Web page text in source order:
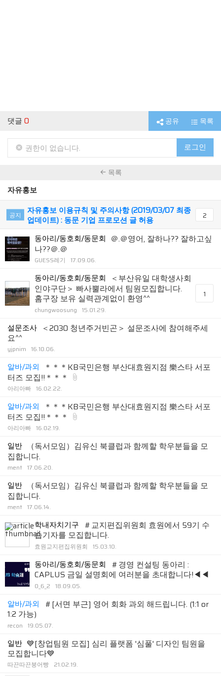
댓글 0 공유 목록
권한이 없습니다. 로그인
목록
자유홍보
공지
자유홍보 이용규칙 및 주의사항 (2019/03/07 최종
업데이트) : 동문 기업 프로모션 글 허용
2
동아리/동호회/동문회 ＠.＠영어, 잘하나?? 잘하고싶
나??＠.＠
GUESS레기 17.09.06.
동아리/동호회/동문회
＜부산유일 대학생사회
인야구단＞ 빠사뿔라에서 팀원모집합니다.
홈구장 보유 실력관계없이 환영^^
chungwoosung 15.01.29.
1
설문조사 ＜2030 청년주거빈곤＞ 설문조사에 참여해주세
요^^
yjpnim 16.10.06.
알바/과외
＊＊＊KB국민은행 부산대효원지점 樂스타 서포
터즈 모집!!＊＊＊
아리아빠 16.02.22.
알바/과외
＊＊＊KB국민은행 부산대효원지점 樂스타 서포
터즈 모집!!＊＊＊
아리아빠 16.02.19.
일반
（독서모임）김유신 북클럽과 함께할 학우분들을 모
집합니다.
ment 17.06.20.
일반
（독서모임）김유신 북클럽과 함께할 학우분들을 모
집합니다.
ment 17.06.14.
학내자치기구 ＃교지편집위원회 효원에서 59기 수
습기자를 모집합니다.
효원교지편집위원회 15.03.10.
동아리/동호회/동문회 ＃경영 컨설팅 동아리 :
CAPLUS 금일 설명회에 여러분을 초대합니다!◀◀
0_6_2 18.09.05.
알바/과외 ＃[서면 부근] 영어 회화 과외 해드립니다. (1:1 or
1:2 가능)
recon 19.05.07.
일반 💙[창업팀원 모집] 심리 플랫폼 '심풀' 디자인 팀원을
모집합니다💙
따끈따끈붕어빵 21.02.19.